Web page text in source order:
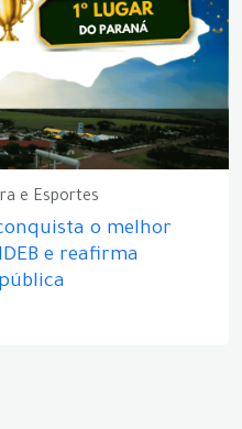
e Esportes
o melhor
e reafirma